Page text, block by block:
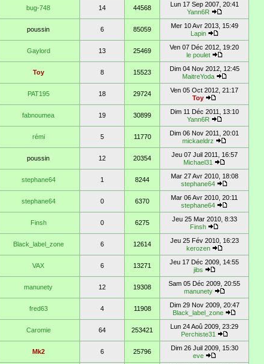
bug-748 14 44568
Lun 17 Sep 2007, 20:41
Yann6R
poussin 6 85059
Mer 10 Avr 2013, 15:49
Lapin
Gaylord 13 25469
Ven 07 Déc 2012, 19:20
le poulet
Toy 8 15523
Dim 04 Nov 2012, 12:45
MaitreYoda
PAT195 18 29724
Ven 05 Oct 2012, 21:17
Toy
fabnoumea 19 30899
Dim 11 Déc 2011, 13:10
Yann6R
rémi 5 11770
Dim 06 Nov 2011, 20:01
mickaeldrz
poussin 12 20354
Jeu 07 Juil 2011, 16:57
Michael31
stephane64 1 8244
Mar 27 Avr 2010, 18:08
stephane64
stephane64 0 6370
Mar 06 Avr 2010, 20:11
stephane64
Finsh 0 6275
Jeu 25 Mar 2010, 8:33
Finsh
Black_label_zone 6 12614
Jeu 25 Fév 2010, 16:23
kerozen
VAX 6 13271
Jeu 17 Déc 2009, 14:55
jibs
manunety 12 19308
Sam 05 Déc 2009, 20:55
manunety
fred63 4 11908
Dim 29 Nov 2009, 20:47
Black_label_zone
Caromie 64 253421
Lun 24 Aoû 2009, 23:29
Perchiste31
Mk2 6 25796
Dim 26 Juil 2009, 15:30
eve